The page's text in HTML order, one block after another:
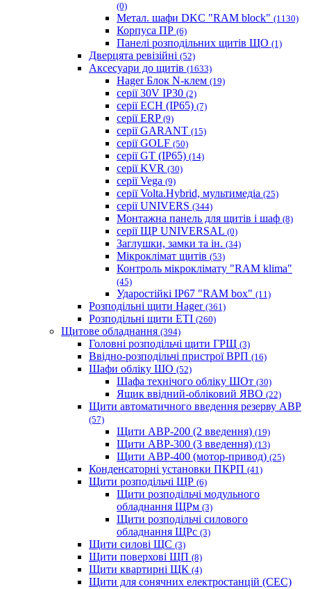
(0)
Метал. шафи DKC "RAM block" (1130)
Корпуса ПР (6)
Панелі розподільних щитів ЩО (1)
Дверцята ревізійні (52)
Аксесуари до щитів (1633)
Hager Блок N-клем (19)
серії 30V IP30 (2)
серії ECH (IP65) (7)
серії ERP (9)
серії GARANT (15)
серії GOLF (50)
серії GT (IP65) (14)
серії KVR (30)
серії Vega (9)
серії Volta.Hybrid, мультимедіа (25)
серії UNIVERS (344)
Монтажна панель для щитів і шаф (8)
серії ЩР UNIVERSAL (0)
Заглушки, замки та ін. (34)
Мікроклімат щитів (53)
Контроль мікроклімату "RAM klima"
(45)
Ударостійкі IP67 "RAM box" (11)
Розподільні щити Hager (361)
Розподільні щити ETI (260)
Щитове обладнання (394)
Головні розподільчі щити ГРЩ (3)
Ввідно-розподільчі пристрої ВРП (16)
Шафи обліку ШО (52)
Шафа технічого обліку ШОт (30)
Ящик ввідний-обліковий ЯВО (22)
Щити автоматичного введення резерву АВР
(57)
Щити АВР-200 (2 введення) (19)
Щити АВР-300 (3 введення) (13)
Щити АВР-400 (мотор-привод) (25)
Конденсаторні установки ПКРП (41)
Щити розподільчі ЩР (6)
Щити розподільчі модульного
обладнання ЩРм (3)
Щити розподільчі силового
обладнання ЩРс (3)
Щити силові ЩС (3)
Щити поверхові ЩП (8)
Щити квартирні ЩК (4)
Щити для сонячних електростанцій (СЕС)